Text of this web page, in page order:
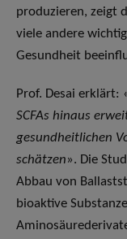
produzieren, zeigt
viele andere
Gesundheit
Prof. Desai erklärt:
SCFAs hinaus
gesundheitlichen
schätzen». Die
Abbau von
bioaktive